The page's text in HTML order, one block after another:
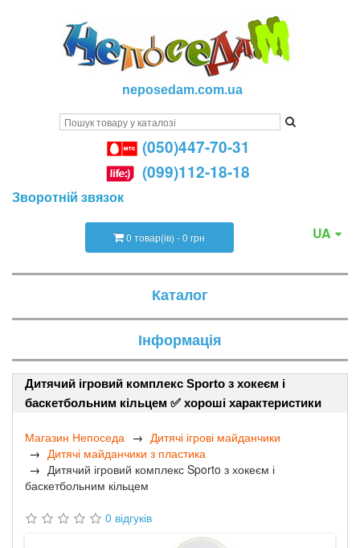
neposedam.com.ua
(050)447-70-31
(099)112-18-18
Зворотній звязок
UA
0 товар(ів) - 0 грн
Каталог
Інформація
Дитячий ігровий комплекс Sporto з хокеєм і
баскетбольним кільцем ✅ хороші характеристики
Магазин Непоседа
Дитячі ігрові майданчики
Дитячі майданчики з пластика
Дитячий ігровий комплекс Sporto з хокеєм і
баскетбольним кільцем
0 відгуків